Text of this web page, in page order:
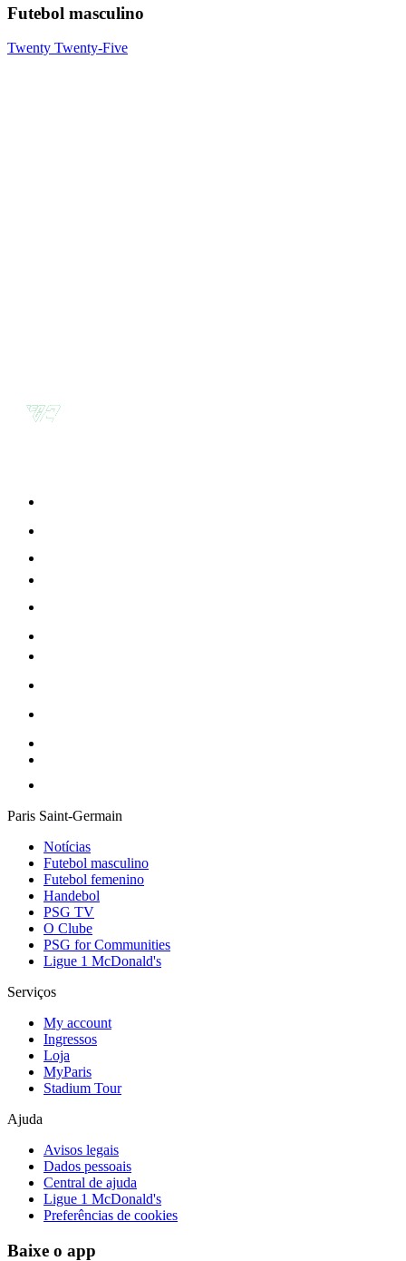
Futebol masculino
Twenty Twenty-Five
Paris Saint-Germain
Notícias
Futebol masculino
Futebol femenino
Handebol
PSG TV
O Clube
PSG for Communities
Ligue 1 McDonald's
Serviços
My account
Ingressos
Loja
MyParis
Stadium Tour
Ajuda
Avisos legais
Dados pessoais
Central de ajuda
Ligue 1 McDonald's
Preferências de cookies
Baixe o app